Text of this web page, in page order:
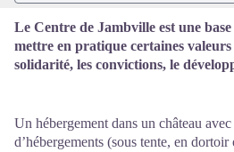
Le Centre de Jambville est une
mettre en pratique certaines
solidarité, les convictions, le
Un hébergement dans un château
d’hébergements (sous tente, en